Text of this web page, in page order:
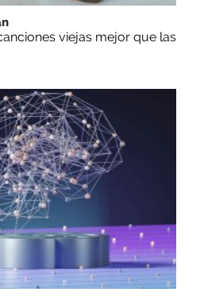
viejas mejor que las